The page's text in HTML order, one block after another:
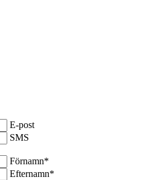
E-post
SMS
Förnamn*
Efternamn*